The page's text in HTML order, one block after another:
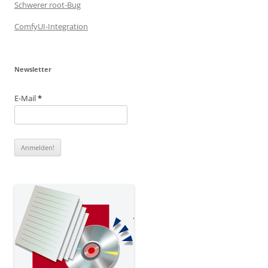
Schwerer root-Bug
ComfyUI-Integration
Newsletter
E-Mail*